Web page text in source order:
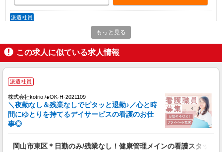
派遣社員
株式会社kotrio /●OK-H-2021209
岡山市東区＊看護助手＊日払いOK！推し活の
軍資金も即ゲット◎
時給1350円〜2062円 ＜日払い有/週払い有/交
通費全支給(ガソリン代含む)＞
キープ 詳細を見る
派遣社員
≪日払いOK！≫病院の看護助手＊即日勤務も
もっと見る
この求人に似ている求人情報
派遣社員
株式会社kotrio /●OK-H-2021109
＼夜勤なし＆残業なしでピタッと退勤♪／心と時
間にゆとりを持てるデイサービスの看護のお仕
事◎
岡山市東区＊日勤のみ/残業なし！健康管理メインの看護スタッフ